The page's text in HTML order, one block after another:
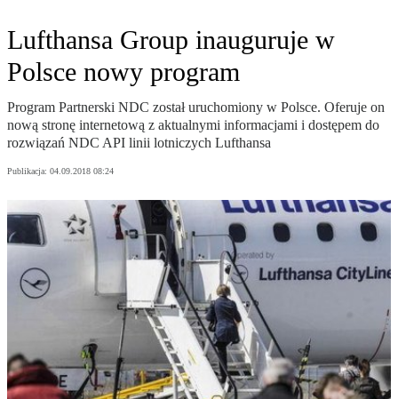
Lufthansa Group inauguruje w
Polsce nowy program
Program Partnerski NDC został uruchomiony w Polsce. Oferuje on
nową stronę internetową z aktualnymi informacjami i dostępem do
rozwiązań NDC API linii lotniczych Lufthansa
Publikacja: 04.09.2018 08:24